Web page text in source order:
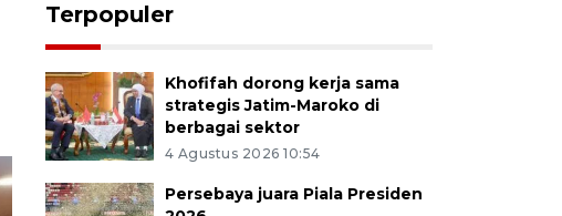
Terpopuler
Khofifah dorong kerja sama
strategis Jatim-Maroko di
berbagai sektor
4 Agustus 2026 10:54
Persebaya juara Piala Presiden